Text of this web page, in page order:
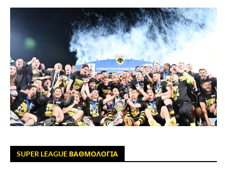
SUPER LEAGUE ΒΑΘΜΟΛΟΓΙΑ